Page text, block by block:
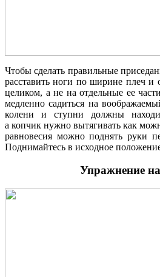
Чтобы сделать правильные
расставить ноги по ширине плеч и
целиком, а не на отдельные ее
медленно садиться на
колени и ступни должны
а копчик нужно вытягивать как
равновесия можно поднять руки
Поднимайтесь в исходное
Упражнение